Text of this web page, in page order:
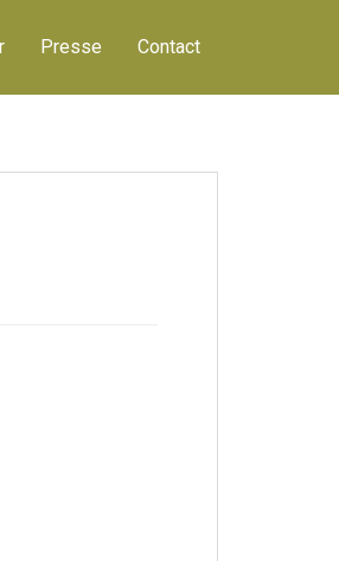
Presse Contact